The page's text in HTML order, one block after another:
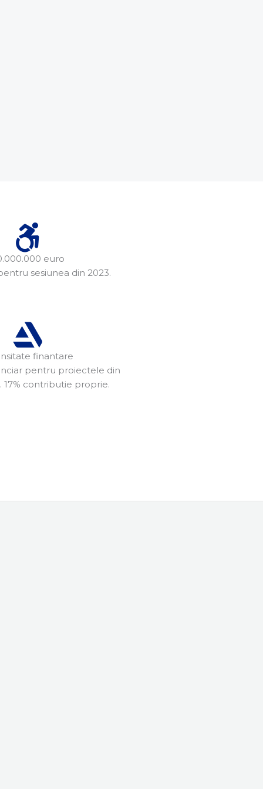
euro
sesiunea din 2023.
finantare
pentru proiectele din
17% contributie proprie.